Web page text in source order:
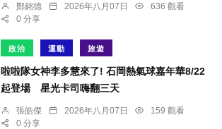
鄭銘德 2026年八月07日
636 觀看
0 分享
政治 運動 旅遊
啦啦隊女神李多慧來了! 石岡熱氣球嘉年華8/22
起登場 星光卡司嗨翻三天
張皓傑 2026年八月07日
159 觀看
0 分享